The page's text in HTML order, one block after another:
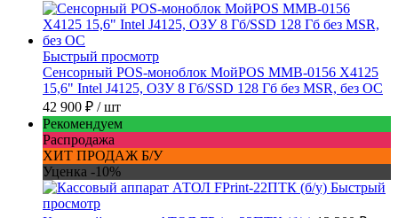
Быстрый просмотр
Сенсорный POS-моноблок МойPOS MMB-0156 X4125
15,6" Intel J4125, ОЗУ 8 Гб/SSD 128 Гб без MSR, без ОС
42 900 ₽ / шт
Рекомендуем
Распродажа
ХИТ ПРОДАЖ Б/У
Уценка -10%
Быстрый
просмотр